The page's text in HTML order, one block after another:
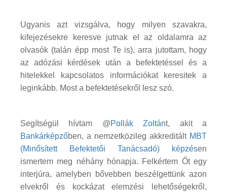
Ugyanis azt vizsgálva, hogy milyen szavakra,
kifejezésekre keresve jutnak el az oldalamra az
olvasók (talán épp most Te is), arra jutottam, hogy
az adózási kérdések után a befektetéssel és a
hitelekkel kapcsolatos információkat keresitek a
leginkább. Most a befektetésekről lesz szó.
Segítségül hívtam @Pollák Zoltánt, akit a
Bankárképzőben, a nemzetközileg akkreditált MBT
(Minősített Befektetői Tanácsadó) képzésen
ismertem meg néhány hónapja. Felkértem Őt egy
interjúra, amelyben bővebben beszélgettünk azon
elvekről és kockázat elemzési lehetőségekről,